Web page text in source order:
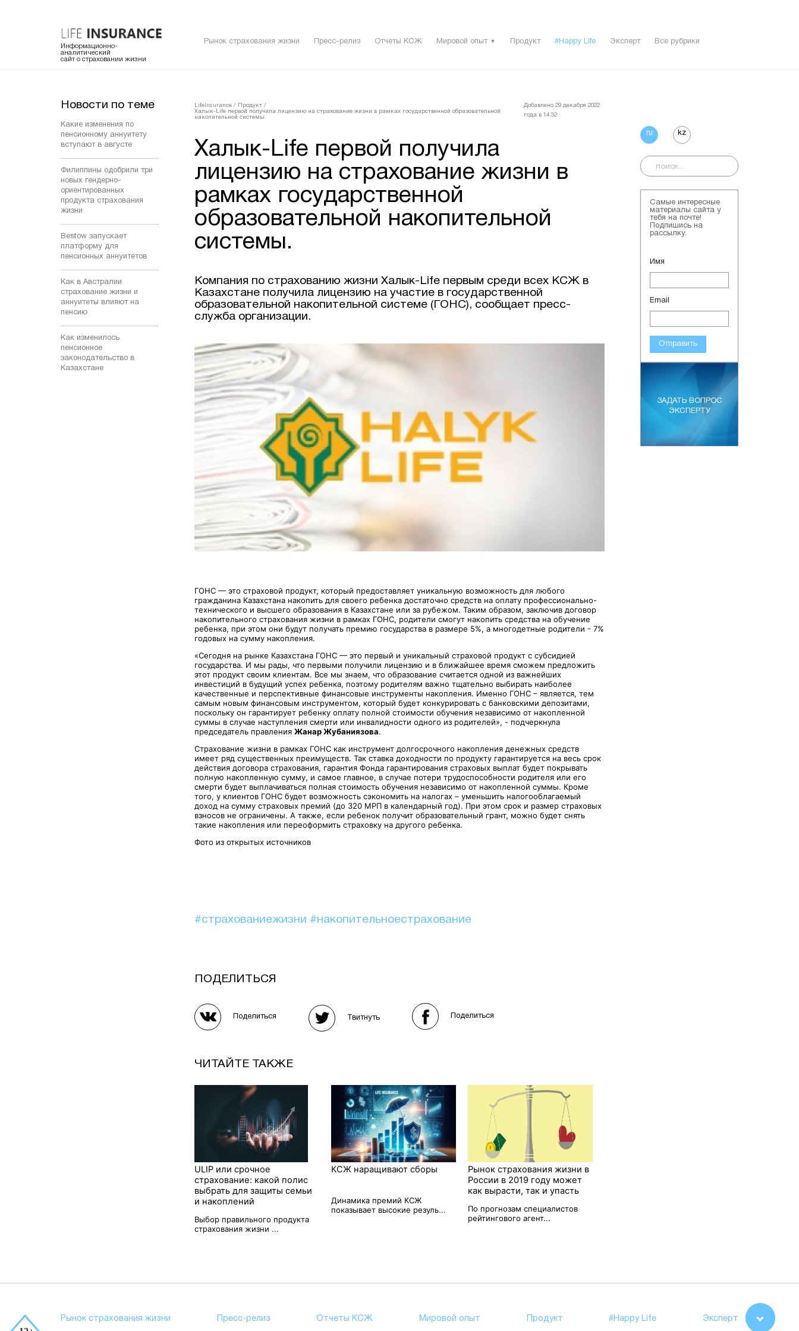
Информационно-
аналитический
сайт о страховании жизни
Рынок страхования жизни Пресс-релиз Отчеты КСЖ Мировой опыт ▼ Продукт #Happy Life Эксперт Все рубрики
Новости по теме
Какие изменения по
пенсионному аннуитету
вступают в августе
Филиппины одобрили три
новых гендерно-
ориентированных
продукта страхования
жизни
Bestow запускает
платформу для
пенсионных аннуитетов
Как в Австралии
страхование жизни и
аннуитеты влияют на
пенсию
Как изменилось
пенсионное
законодательство в
Казахстане
LifeInsurance / Продукт /
Халык-Life первой получила лицензию на страхование жизни в рамках государственной образовательной
накопительной системы.
Добавлено 29 декабря 2022
года в 14:32
Халык-Life первой получила
лицензию на страхование жизни в
рамках государственной
образовательной накопительной
системы.
Компания по страхованию жизни Халык-Life первым среди всех КСЖ в
Казахстане получила лицензию на участие в государственной
образовательной накопительной системе (ГОНС), сообщает пресс-
служба организации.
ГОНС — это страховой продукт, который предоставляет уникальную возможность для любого
гражданина Казахстана накопить для своего ребенка достаточно средств на оплату профессионально-
технического и высшего образования в Казахстане или за рубежом. Таким образом, заключив договор
накопительного страхования жизни в рамках ГОНС, родители смогут накопить средства на обучение
ребенка, при этом они будут получать премию государства в размере 5%, а многодетные родители - 7%
годовых на сумму накопления.
«Сегодня на рынке Казахстана ГОНС — это первый и уникальный страховой продукт с субсидией
государства. И мы рады, что первыми получили лицензию и в ближайшее время сможем предложить
этот продукт своим клиентам. Все мы знаем, что образование считается одной из важнейших
инвестиций в будущий успех ребенка, поэтому родителям важно тщательно выбирать наиболее
качественные и перспективные финансовые инструменты накопления. Именно ГОНС – является, тем
самым новым финансовым инструментом, который будет конкурировать с банковскими депозитами,
поскольку он гарантирует ребенку оплату полной стоимости обучения независимо от накопленной
суммы в случае наступления смерти или инвалидности одного из родителей», - подчеркнула
председатель правления Жанар Жубаниязова.
Страхование жизни в рамках ГОНС как инструмент долгосрочного накопления денежных средств
имеет ряд существенных преимуществ. Так ставка доходности по продукту гарантируется на весь срок
действия договора страхования, гарантия Фонда гарантирования страховых выплат будет покрывать
полную накопленную сумму, и самое главное, в случае потери трудоспособности родителя или его
смерти будет выплачиваться полная стоимость обучения независимо от накопленной суммы. Кроме
того, у клиентов ГОНС будет возможность сэкономить на налогах – уменьшить налогооблагаемый
доход на сумму страховых премий (до 320 МРП в календарный год). При этом срок и размер страховых
взносов не ограничены. А также, если ребенок получит образовательный грант, можно будет снять
такие накопления или переоформить страховку на другого ребенка.
Фото из открытых источников
#страхованиежизни #накопительноестрахование
ПОДЕЛИТЬСЯ
Поделиться Твитнуть Поделиться
ЧИТАЙТЕ ТАКЖЕ
ULIP или срочное
страхование: какой полис
выбрать для защиты семьи
и накоплений
Выбор правильного продукта
страхования жизни ...
КСЖ наращивают сборы
Динамика премий КСЖ
показывает высокие резуль...
Рынок страхования жизни в
России в 2019 году может
как вырасти, так и упасть
По прогнозам специалистов
рейтингового агент...
ru kz
Самые интересные
материалы сайта у
тебя на почте!
Подпишись на
рассылку.
Имя
Email
Отправить
ЗАДАТЬ ВОПРОС
ЭКСПЕРТУ
Рынок страхования жизни Пресс-релиз Отчеты КСЖ Мировой опыт Продукт #Happy Life Эксперт